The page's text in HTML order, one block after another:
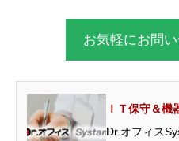
お気軽にお問
ＩＴ保守＆機
Dr.オフィス